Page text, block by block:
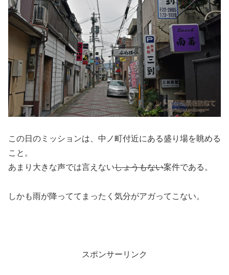
この日のミッションは、中ノ町付近にある盛り場を眺める
こと。
あまり大きな声では言えないしょうもない案件である。
しかも雨が降っててまったく気分がアガってこない。
スポンサーリンク